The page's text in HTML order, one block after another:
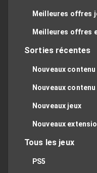
Meilleures offres
Meilleures offres
Sorties récentes
Nouveaux
Nouveaux
Nouveaux jeux
Nouveaux
Tous les jeux
PS5